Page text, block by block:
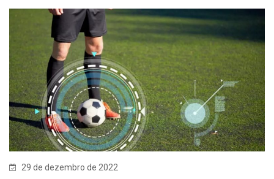
29 de dezembro de 2022